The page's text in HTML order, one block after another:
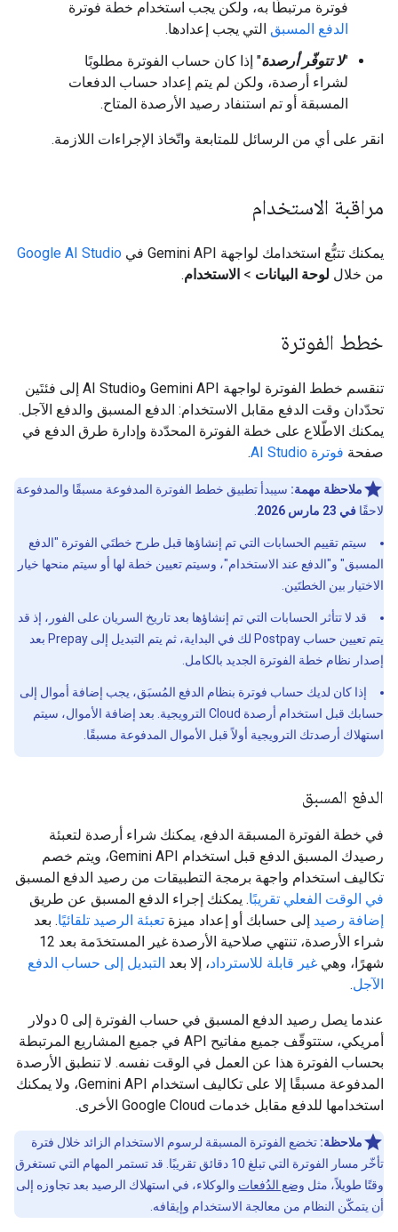
فوترة مرتبطًا به، ولكن يجب استخدام خطة فوترة
الدفع المسبق التي يجب إعدادها.
"لا تتوفّر أرصدة" إذا كان حساب الفوترة مطلوبًا
لشراء أرصدة، ولكن لم يتم إعداد حساب الدفعات
المسبقة أو تم استنفاد رصيد الأرصدة المتاح.
انقر على أي من الرسائل للمتابعة واتّخاذ الإجراءات اللازمة.
مراقبة الاستخدام
يمكنك تتبُّع استخدامك لواجهة Gemini API في
Google AI Studio
من خلال لوحة البيانات > الاستخدام.
خطط الفوترة
تنقسم خطط الفوترة لواجهة Gemini API وAI Studio إلى فئتَين
تحدّدان وقت الدفع مقابل الاستخدام: الدفع المسبق والدفع الآجل.
يمكنك الاطّلاع على خطة الفوترة المحدّدة وإدارة طرق الدفع في
صفحة فوترة AI Studio .
ملاحظة مهمة: سيبدأ تطبيق خطط الفوترة المدفوعة مسبقًا والمدفوعة
لاحقًا في 23 مارس 2026
سيتم تقييم الحسابات التي تم إنشاؤها قبل طرح خطتَي الفوترة "الدفع
المسبق" و"الدفع عند الاستخدام"، وسيتم تعيين خطة لها أو سيتم منحها خيار
الاختيار بين الخطتَين.
قد لا تتأثر الحسابات التي تم إنشاؤها بعد تاريخ السريان على الفور، إذ قد
يتم تعيين حساب Postpay لك في البداية، ثم يتم التبديل إلى Prepay بعد
إصدار نظام خطة الفوترة الجديد بالكامل.
إذا كان لديك حساب فوترة بنظام الدفع المُسبَق، يجب إضافة أموال إلى
حسابك قبل استخدام أرصدة Cloud الترويجية. بعد إضافة الأموال، سيتم
استهلاك أرصدتك الترويجية أولاً قبل الأموال المدفوعة مسبقًا.
الدفع المسبق
في خطة الفوترة المسبقة الدفع، يمكنك شراء أرصدة لتعبئة
رصيدك المسبق الدفع قبل استخدام Gemini API، ويتم خصم
تكاليف استخدام واجهة برمجة التطبيقات من رصيد الدفع المسبق
في الوقت الفعلي تقريبًا. يمكنك إجراء الدفع المسبق عن طريق
إضافة رصيد إلى حسابك أو إعداد ميزة تعبئة الرصيد تلقائيًا. بعد
شراء الأرصدة، تنتهي صلاحية الأرصدة غير المستخدَمة بعد 12
شهرًا، وهي غير قابلة للاسترداد، إلا بعد التبديل إلى حساب الدفع
الآجل.
عندما يصل رصيد الدفع المسبق في حساب الفوترة إلى 0 دولار
أمريكي، ستتوقّف جميع مفاتيح API في جميع المشاريع المرتبطة
بحساب الفوترة هذا عن العمل في الوقت نفسه. لا تنطبق الأرصدة
المدفوعة مسبقًا إلا على تكاليف استخدام Gemini API، ولا يمكنك
استخدامها للدفع مقابل خدمات Google Cloud الأخرى.
ملاحظة: تخضع الفوترة المسبقة لرسوم الاستخدام الزائد خلال فترة
تأخّر مسار الفوترة التي تبلغ 10 دقائق تقريبًا. قد تستمر المهام التي تستغرق
وقتًا طويلاً، مثل وضع الدُفعات والوكلاء، في استهلاك الرصيد بعد تجاوزه إلى
أن يتمكّن النظام من معالجة الاستخدام وإيقافه.